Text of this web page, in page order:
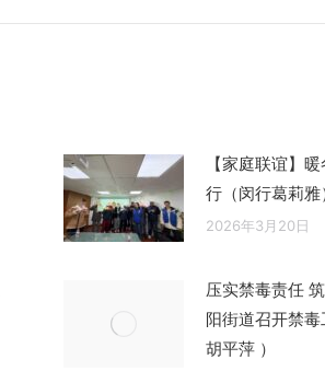
【家庭联谊】
行（闵行葛莉雅
2026年3月20日
压实禁毒责任
阳街道召开禁
胡平萍 ）